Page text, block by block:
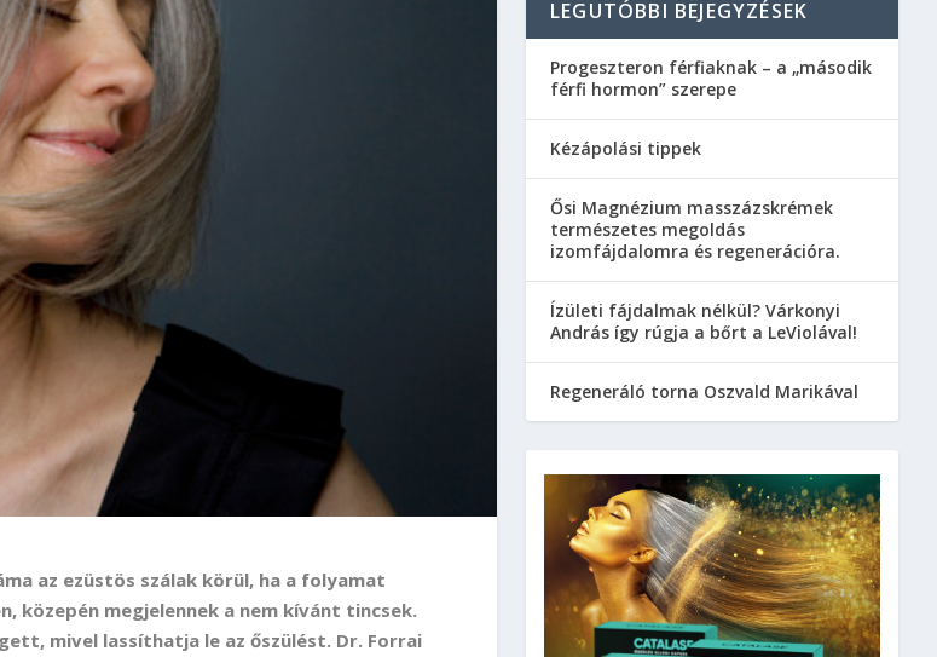
az ezüstös szálak körül, ha a folyamat
közepén megjelennek a nem kívánt tincsek.
mivel lassíthatja le az őszülést. Dr. Forrai
LEGUTÓBBI BEJEGYZÉSEK
Progeszteron férfiaknak – a „második
férfi hormon” szerepe
Kézápolási tippek
Ősi Magnézium masszázskrémek
természetes megoldás
izomfájdalomra és regenerációra.
Ízületi fájdalmak nélkül? Várkonyi
András így rúgja a bőrt a LeViolával!
Regeneráló torna Oszvald Marikával